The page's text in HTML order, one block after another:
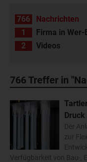
766
Nachrichten
1
Firma in Wer-
2
Videos
766Treffer in
Druck
Der
zur
Verfügbarkeit von Bau-,